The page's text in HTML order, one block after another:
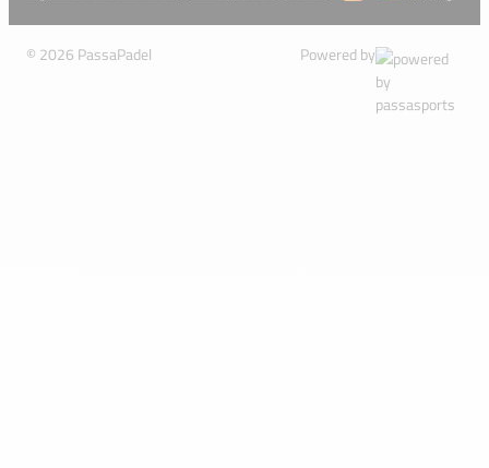
© 2026 PassaPadel Powered by